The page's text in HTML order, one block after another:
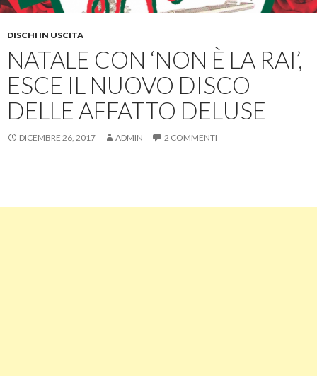
DISCHI IN USCITA
NATALE CON ‘NON È LA RAI’,
ESCE IL NUOVO DISCO
DELLE AFFATTO DELUSE
DICEMBRE 26, 2017 ADMIN 2 COMMENTI